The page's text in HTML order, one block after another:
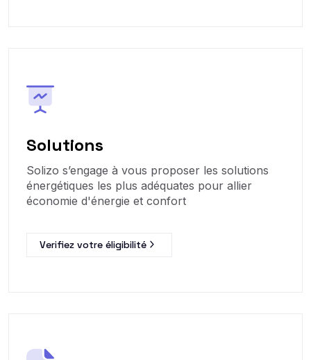
Solutions
Solizo s’engage à vous proposer les solutions
énergétiques les plus adéquates pour allier
économie d'énergie et confort
Verifiez votre éligibilité